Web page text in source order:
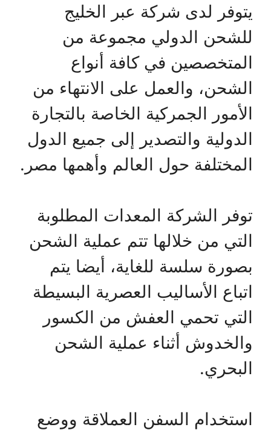
يتوفر لدى شركة عبر الخليج
للشحن الدولي مجموعة من
المتخصصين في كافة أنواع
الشحن، والعمل على الانتهاء من
الأمور الجمركية الخاصة بالتجارة
الدولية والتصدير إلى جميع الدول
المختلفة حول العالم وأهمها مصر.
توفر الشركة المعدات المطلوبة
التي من خلالها تتم عملية الشحن
بصورة سلسة للغاية، أيضا يتم
اتباع الأساليب العصرية البسيطة
التي تحمي العفش من الكسور
والخدوش أثناء عملية الشحن
البحري.
استخدام السفن العملاقة ووضع